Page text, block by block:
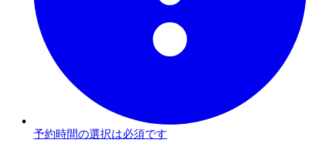
予約時間の選択は必須です